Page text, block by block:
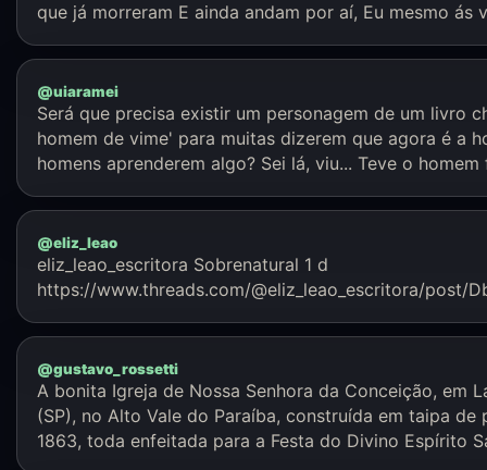
que já morreram E ainda andam por aí, Eu mesmo ás
@uiaramei
Será que precisa existir um personagem de um livro
homem de vime' para muitas dizerem que agora é a
homens aprenderem algo? Sei lá, viu... Teve o homem
@eliz_leao
eliz_leao_escritora Sobrenatural 1 d
https://www.threads.com/@eliz_leao_escritora/post/
@gustavo_rossetti
A bonita Igreja de Nossa Senhora da Conceição, em
(SP), no Alto Vale do Paraíba, construída em taipa de
1863, toda enfeitada para a Festa do Divino Espírito